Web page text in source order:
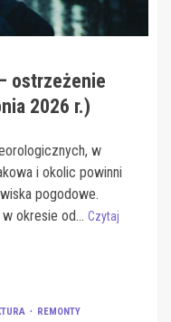
– ostrzeżenie
2026 r.)
w
i okolic powinni
pogodowe.
okresie od... Czytaj
REMONTY